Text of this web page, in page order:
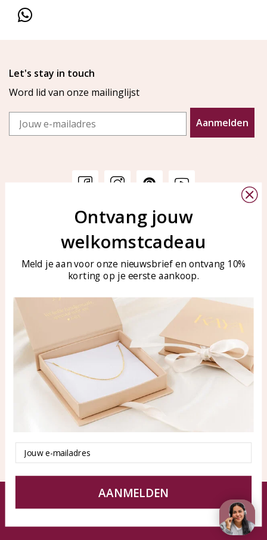
Let's stay in touch
Word lid van onze mailinglijst
Email
Aanmelden
Veelgestelde vragen
Sieraden onderhouden
KAYA Sieraden
Bellen of WhatsApp Ma-Vr
tussen 09:00-17:00
Tel: 0850003187
WhatsApp: 0850003187
klantenservice@kayasierade
Producten
Alle producten
Nieuwe producten
KAYA Sieraden
Over ons
Samenwerken?
Tips en Advies
Duurzaamheid
© KAYA Sieraden
Algemene voorwaarden Disclaimer Privacy Policy Sitemap
Ontvang jouw
welkomstcadeau
Meld je aan voor onze nieuwsbrief en ontvang 10%
korting op je eerste aankoop.
Email
AANMELDEN